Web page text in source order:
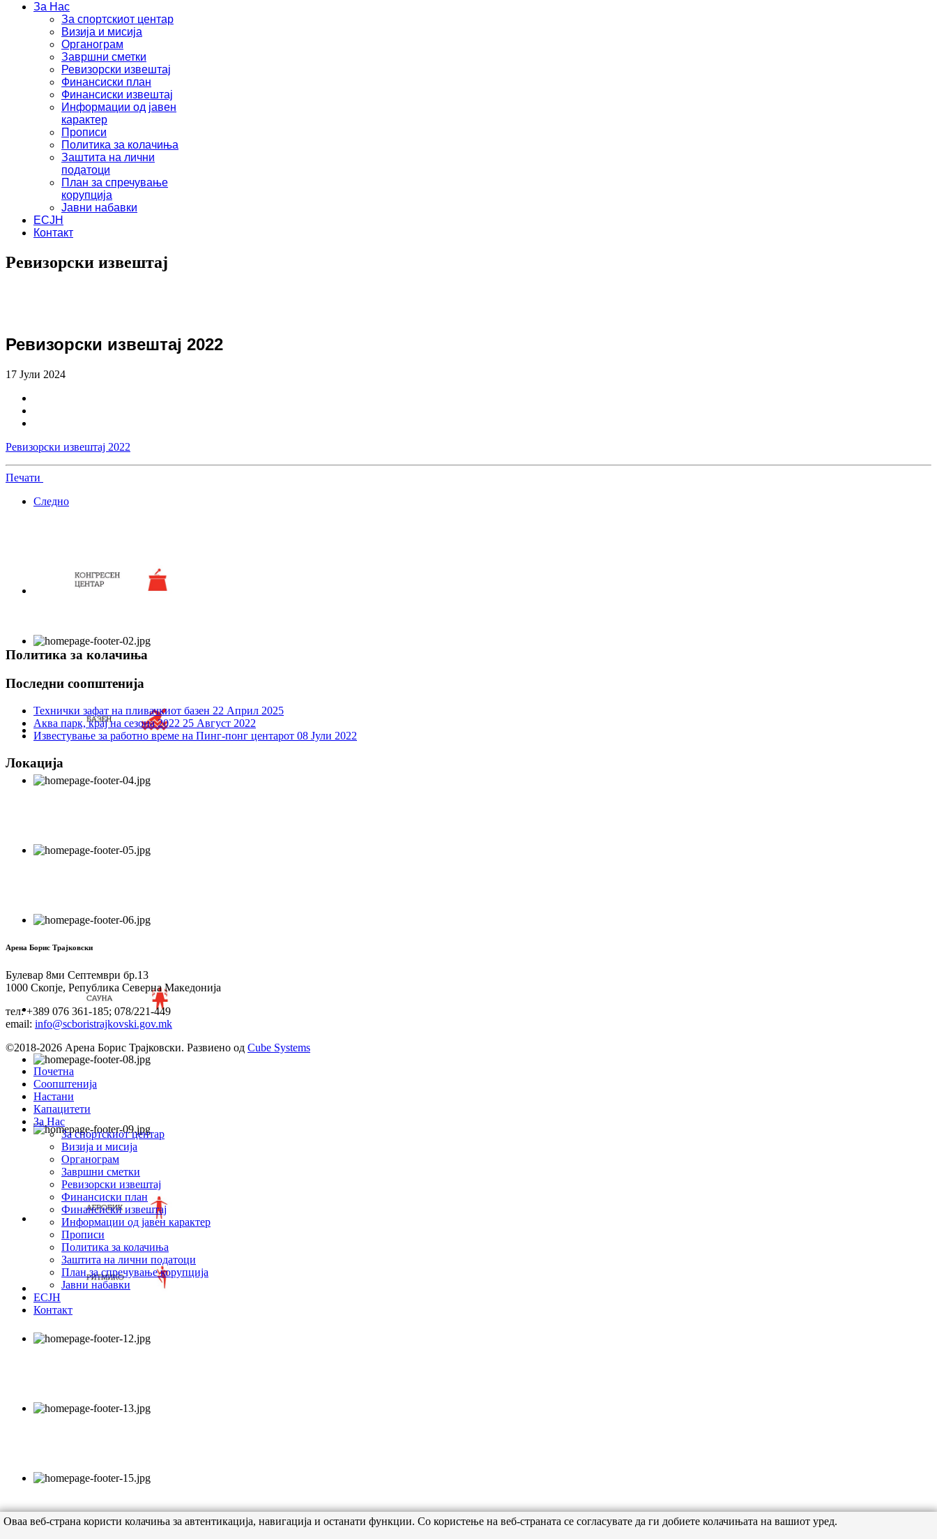
За Нас
За спортскиот центар
Визија и мисија
Органограм
Завршни сметки
Ревизорски извештај
Финансиски план
Финансиски извештај
Информации од јавен
карактер
Прописи
Политика за колачиња
Заштита на лични
податоци
План за спречување
корупција
Јавни набавки
ЕСЈН
Контакт
Ревизорски извештај
Ревизорски извештај 2022
17 Јули 2024
Ревизорски извештај 2022
Печати
Следно
Политика за колачиња
Последни соопштенија
Технички зафат на пливачкиот базен 22 Април 2025
Аква парк, крај на сезона 2022 25 Август 2022
Известување за работно време на Пинг-понг центарот 08 Јули 2022
Локација
Арена Борис Трајковски
Булевар 8ми Септември бр.13
1000 Скопје, Република Северна Македонија
тел: +389 076 361-185; 078/221-449
email: info@scboristrajkovski.gov.mk
©2018-2026 Арена Борис Трајковски. Развиено од Cube Systems
Почетна
Соопштенија
Настани
Капацитети
За Нас
За спортскиот центар
Визија и мисија
Органограм
Завршни сметки
Ревизорски извештај
Финансиски план
Финансиски извештај
Информации од јавен карактер
Прописи
Политика за колачиња
Заштита на лични податоци
План за спречување корупција
Јавни набавки
ЕСЈН
Контакт
Оваа веб-страна користи колачиња за автентикација, навигација и останати функции. Со користење на веб-страната се согласувате да ги добиете колачињата на вашиот уред.